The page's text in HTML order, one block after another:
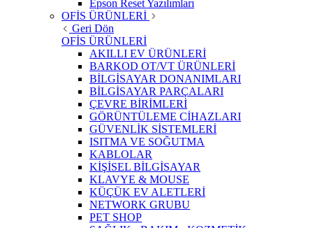
Epson Reset Yazılımları
OFİS ÜRÜNLERİ
Geri Dön
OFİS ÜRÜNLERİ
AKILLI EV ÜRÜNLERİ
BARKOD OT/VT ÜRÜNLERİ
BİLGİSAYAR DONANIMLARI
BİLGİSAYAR PARÇALARI
ÇEVRE BİRİMLERİ
GÖRÜNTÜLEME CİHAZLARI
GÜVENLİK SİSTEMLERİ
ISITMA VE SOĞUTMA
KABLOLAR
KİŞİSEL BİLGİSAYAR
KLAVYE & MOUSE
KÜÇÜK EV ALETLERİ
NETWORK GRUBU
PET SHOP